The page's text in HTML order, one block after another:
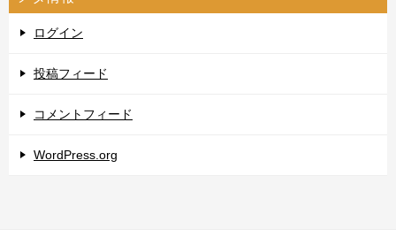
ログイン
投稿フィード
コメントフィード
WordPress.org